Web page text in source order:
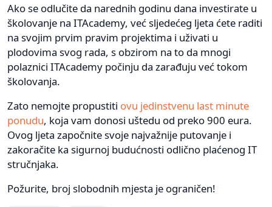
Ako se odlučite da narednih godinu dana investirate u
školovanje na ITAcademy, već sljedećeg ljeta ćete raditi
na svojim prvim pravim projektima i uživati u
plodovima svog rada, s obzirom na to da mnogi
polaznici ITAcademy počinju da zarađuju već tokom
školovanja.
Zato nemojte propustiti ovu jedinstvenu last minute
ponudu, koja vam donosi uštedu od preko 900 eura.
Ovog ljeta započnite svoje najvažnije putovanje i
zakoračite ka sigurnoj budućnosti odlično plaćenog IT
stručnjaka.
Požurite, broj slobodnih mjesta je ograničen!